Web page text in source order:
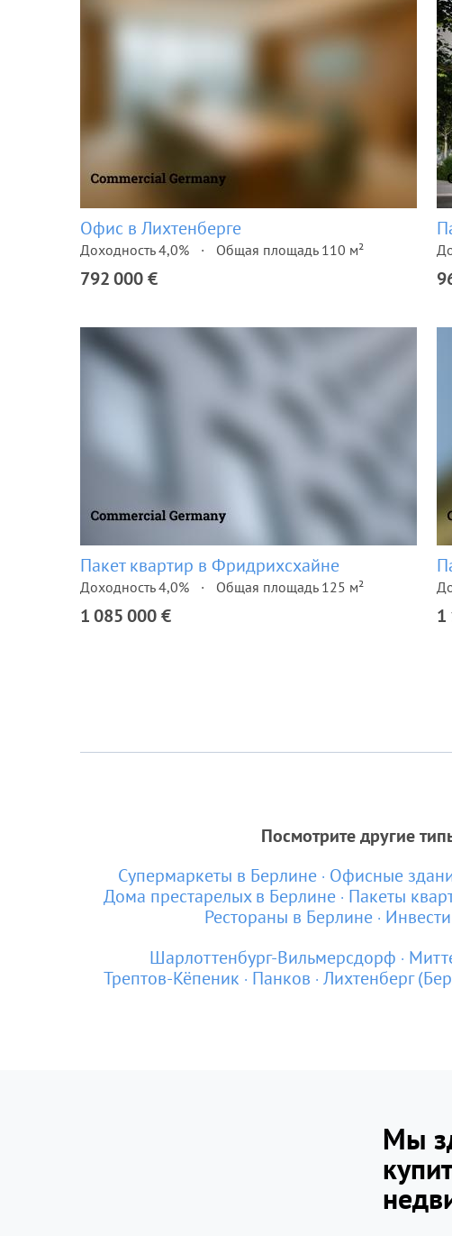
Офис в Лихтенберге
Доходность 4,0% Общая площадь 110 м²
792 000 €
Пакет квартир в Фридрихсхайне
Доходность 4,0% Общая площадь 125 м²
1 085 000 € 1
Посмотрите другие
Супермаркеты в Берлине Офисные
Дома престарелых в Берлине Пакеты
Рестораны в Берлине
Шарлоттенбург-Вильмерсдорф
Трептов-Кёпеник
Панков Лихтенберг
Мы